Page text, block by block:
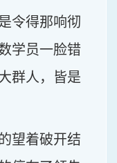
令得那响彻
学员一脸错
群人，皆是
望着破开结